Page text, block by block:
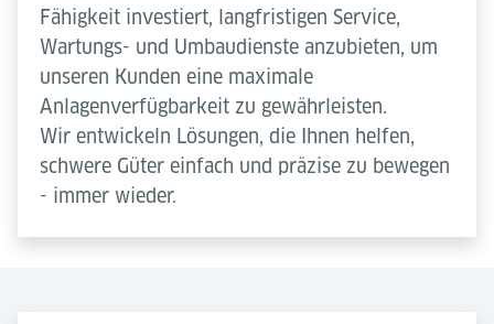
Fähigkeit investiert, langfristigen Service,
Wartungs- und Umbaudienste anzubieten, um
unseren Kunden eine maximale
Anlagenverfügbarkeit zu gewährleisten.
Wir entwickeln Lösungen, die Ihnen helfen,
schwere Güter einfach und präzise zu bewegen
- immer wieder.